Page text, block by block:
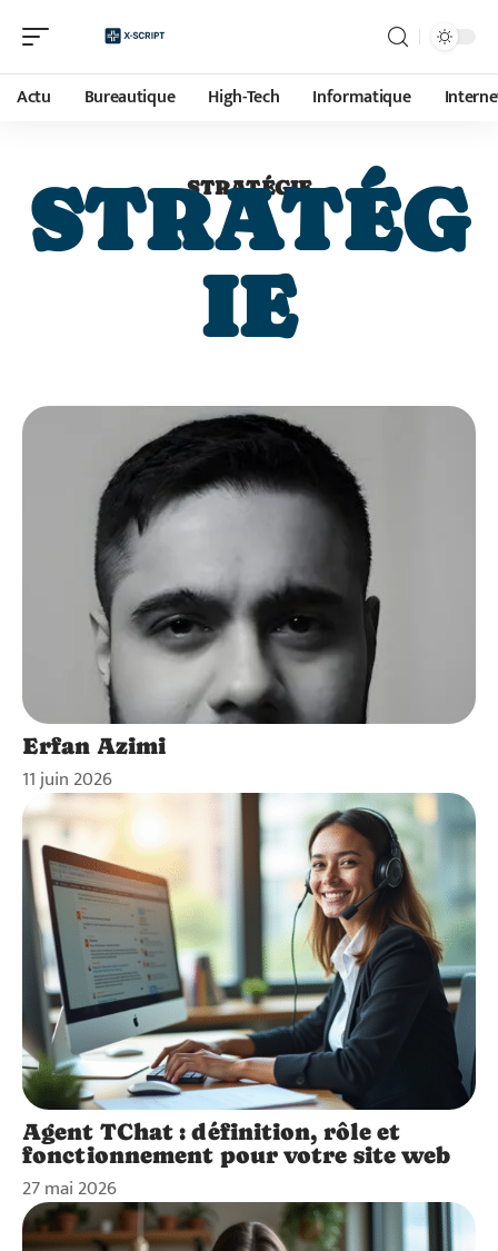
Actu Bureautique High-Tech Informatique
STRATÉGIE
STRATÉG
IE
Erfan Azimi
11 juin 2026
Agent TChat : définition, rôle et
fonctionnement pour votre site web
27 mai 2026